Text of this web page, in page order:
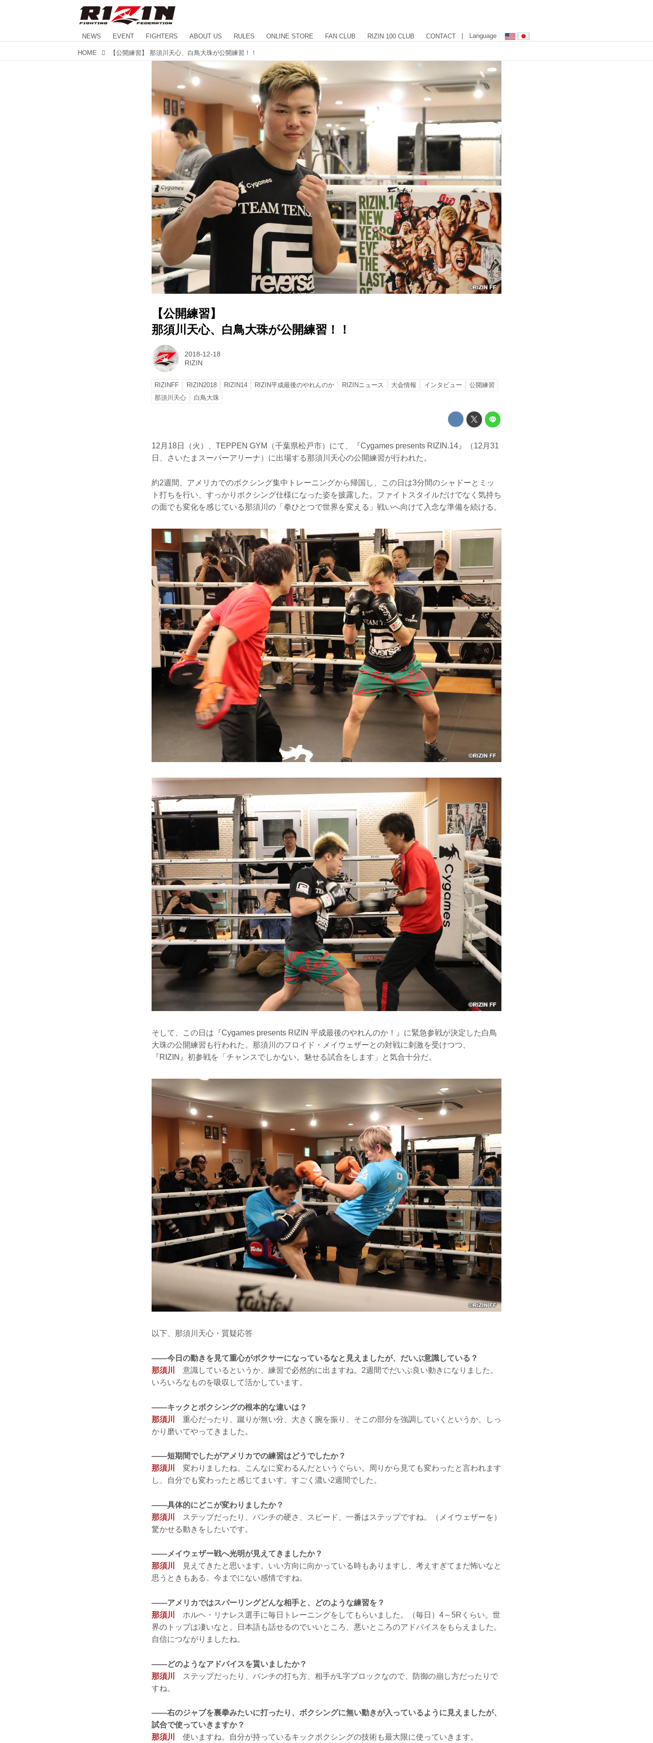
NEWS EVENT FIGHTERS ABOUT US RULES ONLINE STORE FAN CLUB RIZIN 100 CLUB CONTACT | Language
HOME 【公開練習】 那須川天心、白鳥大珠が公開練習！！
【公開練習】
那須川天心、白鳥大珠が公開練習！！
2018-12-18
RIZIN
RIZINFF RIZIN2018 RIZIN14 RIZIN平成最後のやれんのか RIZINニュース 大会情報 インタビュー
公開練習
那須川天心
白鳥大珠
12月18日（火）、TEPPEN GYM（千葉県松戸市）にて、『Cygames presents RIZIN.14』（12月31
日、さいたまスーパーアリーナ）に出場する那須川天心の公開練習が行われた。
約2週間、アメリカでのボクシング集中トレーニングから帰国し、この日は3分間のシャドーとミッ
ト打ちを行い、すっかりボクシング仕様になった姿を披露した。ファイトスタイルだけでなく気持ち
の面でも変化を感じている那須川の「拳ひとつで世界を変える」戦いへ向けて入念な準備を続ける。
そして、この日は『Cygames presents RIZIN 平成最後のやれんのか！』に緊急参戦が決定した白鳥
大珠の公開練習も行われた。那須川のフロイド・メイウェザーとの対戦に刺激を受けつつ、
『RIZIN』初参戦を「チャンスでしかない。魅せる試合をします」と気合十分だ。
以下、那須川天心・質疑応答
——今日の動きを見て重心がボクサーになっているなと見えましたが、だいぶ意識している？
那須川
意識しているというか、練習で必然的に出ますね。2週間でだいぶ良い動きになりました。
いろいろなものを吸収して活かしています。
——キックとボクシングの根本的な違いは？
那須川
重心だったり、蹴りが無い分、大きく腕を振り、そこの部分を強調していくというか、しっ
かり磨いてやってきました。
——短期間でしたがアメリカでの練習はどうでしたか？
那須川
変わりましたね。こんなに変わるんだというぐらい。周りから見ても変わったと言われます
し、自分でも変わったと感じてまいす。すごく濃い2週間でした。
——具体的にどこが変わりましたか？
那須川
ステップだったり、パンチの硬さ、スピード、一番はステップですね。（メイウェザーを）
驚かせる動きをしたいです。
——メイウェザー戦へ光明が見えてきましたか？
那須川
見えてきたと思います。いい方向に向かっている時もありますし、考えすぎてまだ怖いなと
思うときもある。今までにない感情ですね。
——アメリカではスパーリングどんな相手と、どのような練習を？
那須川
ホルヘ・リナレス選手に毎日トレーニングをしてもらいました。（毎日）4～5Rくらい。世
界のトップは凄いなと。日本語も話せるのでいいところ、悪いところのアドバイスをもらえました。
自信につながりましたね。
——どのようなアドバイスを貰いましたか？
那須川
ステップだったり、パンチの打ち方、相手がL字ブロックなので、防御の崩し方だったりで
すね。
——右のジャブを裏拳みたいに打ったり、ボクシングに無い動きが入っているように見えましたが、
試合で使っていきますか？
那須川
使いますね。自分が持っているキックボクシングの技術も最大限に使っていきます。